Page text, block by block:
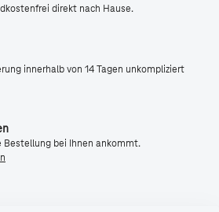
direkt nach Hause.
innerhalb von 14 Tagen unkompliziert
Bestellung bei Ihnen ankommt.